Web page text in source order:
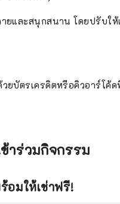
ยและสนุกสนาน โดยปรับใ
ยบัตรเครดิตหรือคิวอาร์โค้
าร่วมกิจกรรม
อมให้เช่าฟรี!